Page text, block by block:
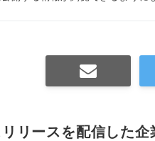
リースを配信した企